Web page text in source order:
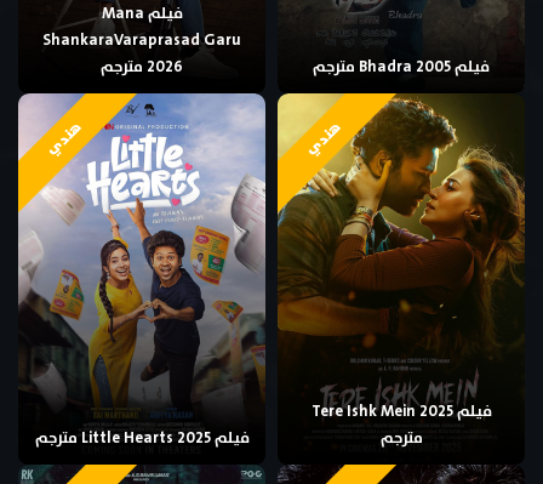
فيلم Bhadra 2005 مترجم
فيلم Mana
ShankaraVaraprasad Garu
2026 مترجم
هندي
فيلم Tere Ishk Mein 2025
مترجم
هندي
فيلم Little Hearts 2025 مترجم